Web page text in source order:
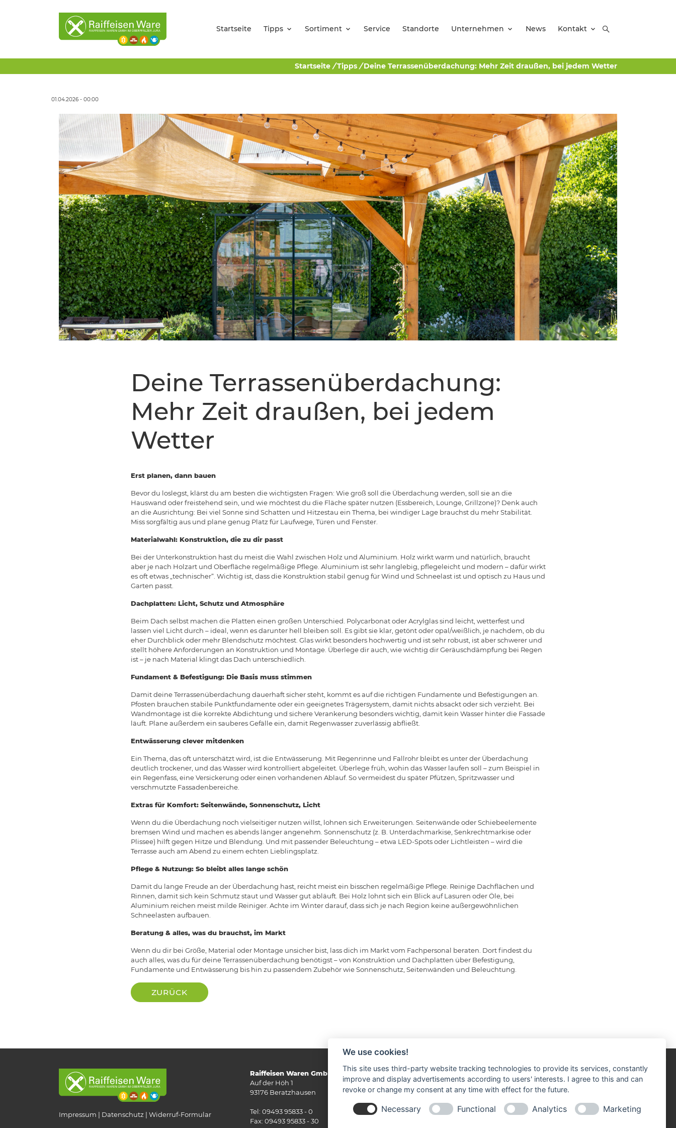
Startseite Tipps Sortiment Service Standorte Unternehmen News Kontakt
Startseite / Tipps / Deine Terrassenüberdachung: Mehr Zeit draußen, bei jedem Wetter
01.04.2026 - 00:00
Deine Terrassenüberdachung:
Mehr Zeit draußen, bei jedem
Wetter
Erst planen, dann bauen
Bevor du loslegst, klärst du am besten die wichtigsten Fragen: Wie groß soll die Überdachung werden, soll sie an die
Hauswand oder freistehend sein, und wie möchtest du die Fläche später nutzen (Essbereich, Lounge, Grillzone)? Denk auch
an die Ausrichtung: Bei viel Sonne sind Schatten und Hitzestau ein Thema, bei windiger Lage brauchst du mehr Stabilität.
Miss sorgfältig aus und plane genug Platz für Laufwege, Türen und Fenster.
Materialwahl: Konstruktion, die zu dir passt
Bei der Unterkonstruktion hast du meist die Wahl zwischen Holz und Aluminium. Holz wirkt warm und natürlich, braucht
aber je nach Holzart und Oberfläche regelmäßige Pflege. Aluminium ist sehr langlebig, pflegeleicht und modern – dafür wirkt
es oft etwas „technischer“. Wichtig ist, dass die Konstruktion stabil genug für Wind und Schneelast ist und optisch zu Haus und
Garten passt.
Dachplatten: Licht, Schutz und Atmosphäre
Beim Dach selbst machen die Platten einen großen Unterschied. Polycarbonat oder Acrylglas sind leicht, wetterfest und
lassen viel Licht durch – ideal, wenn es darunter hell bleiben soll. Es gibt sie klar, getönt oder opal/weißlich, je nachdem, ob du
eher Durchblick oder mehr Blendschutz möchtest. Glas wirkt besonders hochwertig und ist sehr robust, ist aber schwerer und
stellt höhere Anforderungen an Konstruktion und Montage. Überlege dir auch, wie wichtig dir Geräuschdämpfung bei Regen
ist – je nach Material klingt das Dach unterschiedlich.
Fundament & Befestigung: Die Basis muss stimmen
Damit deine Terrassenüberdachung dauerhaft sicher steht, kommt es auf die richtigen Fundamente und Befestigungen an.
Pfosten brauchen stabile Punktfundamente oder ein geeignetes Trägersystem, damit nichts absackt oder sich verzieht. Bei
Wandmontage ist die korrekte Abdichtung und sichere Verankerung besonders wichtig, damit kein Wasser hinter die Fassade
läuft. Plane außerdem ein sauberes Gefälle ein, damit Regenwasser zuverlässig abfließt.
Entwässerung clever mitdenken
Ein Thema, das oft unterschätzt wird, ist die Entwässerung. Mit Regenrinne und Fallrohr bleibt es unter der Überdachung
deutlich trockener, und das Wasser wird kontrolliert abgeleitet. Überlege früh, wohin das Wasser laufen soll – zum Beispiel in
ein Regenfass, eine Versickerung oder einen vorhandenen Ablauf. So vermeidest du später Pfützen, Spritzwasser und
verschmutzte Fassadenbereiche.
Extras für Komfort: Seitenwände, Sonnenschutz, Licht
Wenn du die Überdachung noch vielseitiger nutzen willst, lohnen sich Erweiterungen. Seitenwände oder Schiebeelemente
bremsen Wind und machen es abends länger angenehm. Sonnenschutz (z. B. Unterdachmarkise, Senkrechtmarkise oder
Plissee) hilft gegen Hitze und Blendung. Und mit passender Beleuchtung – etwa LED-Spots oder Lichtleisten – wird die
Terrasse auch am Abend zu einem echten Lieblingsplatz.
Pflege & Nutzung: So bleibt alles lange schön
Damit du lange Freude an der Überdachung hast, reicht meist ein bisschen regelmäßige Pflege. Reinige Dachflächen und
Rinnen, damit sich kein Schmutz staut und Wasser gut abläuft. Bei Holz lohnt sich ein Blick auf Lasuren oder Öle, bei
Aluminium reichen meist milde Reiniger. Achte im Winter darauf, dass sich je nach Region keine außergewöhnlichen
Schneelasten aufbauen.
Beratung & alles, was du brauchst, im Markt
Wenn du dir bei Größe, Material oder Montage unsicher bist, lass dich im Markt vom Fachpersonal beraten. Dort findest du
auch alles, was du für deine Terrassenüberdachung benötigst – von Konstruktion und Dachplatten über Befestigung,
Fundamente und Entwässerung bis hin zu passendem Zubehör wie Sonnenschutz, Seitenwänden und Beleuchtung.
ZURÜCK
Impressum Datenschutz Widerruf-Formular
Raiffeisen Waren GmbH im Oberpfälzer Jura
Auf der Höh 1
93176 Beratzhausen
Tel: 09493 95833 - 0
Fax: 09493 95833 - 30
Klimaschutz-Zertifikat 2024
We use cookies!
This site uses third-party website tracking technologies to provide its services, constantly
improve and display advertisements according to users' interests. I agree to this and can
revoke or change my consent at any time with effect for the future.
Necessary Functional Analytics Marketing